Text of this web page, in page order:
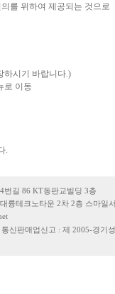
를 위하여 제공되는 것으로
하시기 바랍니다.)
로 이동
.
번길 86 KT동판교빌딩 3층
륭테크노타운 2차 2층 스마일
신판매업신고 : 제 2005-경기